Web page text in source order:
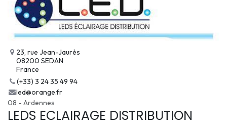
23, rue Jean-Jaurès
08200 SEDAN
France
(+33) 3 24 35 49 94
led@orange.fr
08 - Ardennes
LEDS ECLAIRAGE DISTRIBUTION